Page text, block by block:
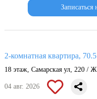
Записаться
2-комнатная квартира,
18 этаж, Самарская ул, 220 /
04 авг. 2026